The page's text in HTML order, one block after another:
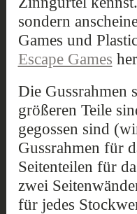
sondern
Games und
Escape Games
Die Gussrahmen
größeren Teile
gegossen sind
Gussrahmen für
Seitenteilen für
zwei
für jedes